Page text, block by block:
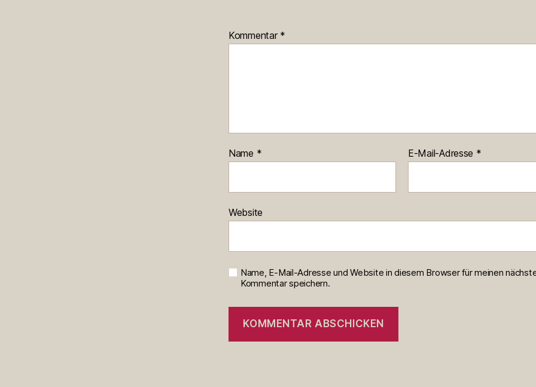
Kommentar *
Name * E-Mail-Adresse *
Website
Name, E-Mail-Adresse und Website in diesem Browser für meinen
Kommentar speichern.